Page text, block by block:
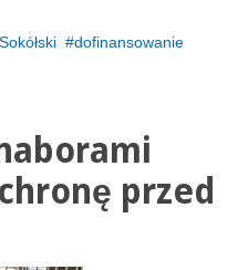
dofinansowanie
przed